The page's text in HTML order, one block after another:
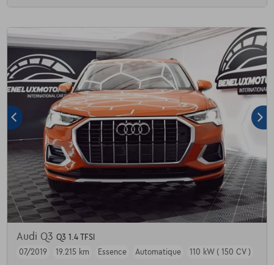
Audi Q3 Q3 1.4 TFSI
07/2019
19.215 km Essence Automatique 110 kW ( 150 CV )